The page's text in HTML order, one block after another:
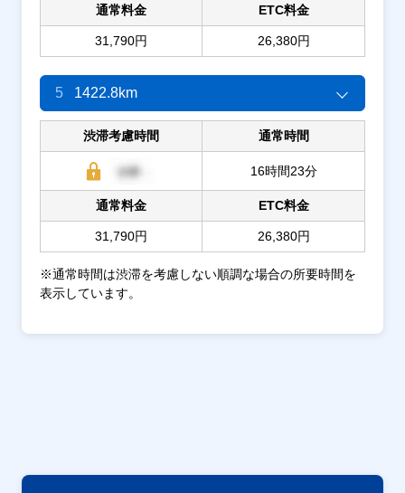
通常料金
31,790円
ETC料金
26,380円
5 1422.8km
渋滞考慮時間 通常時間
16時間23分
通常料金
31,790円
ETC料金
26,380円
※通常時間は渋滞を考慮しない順調な場合の所要時間を
表示しています。